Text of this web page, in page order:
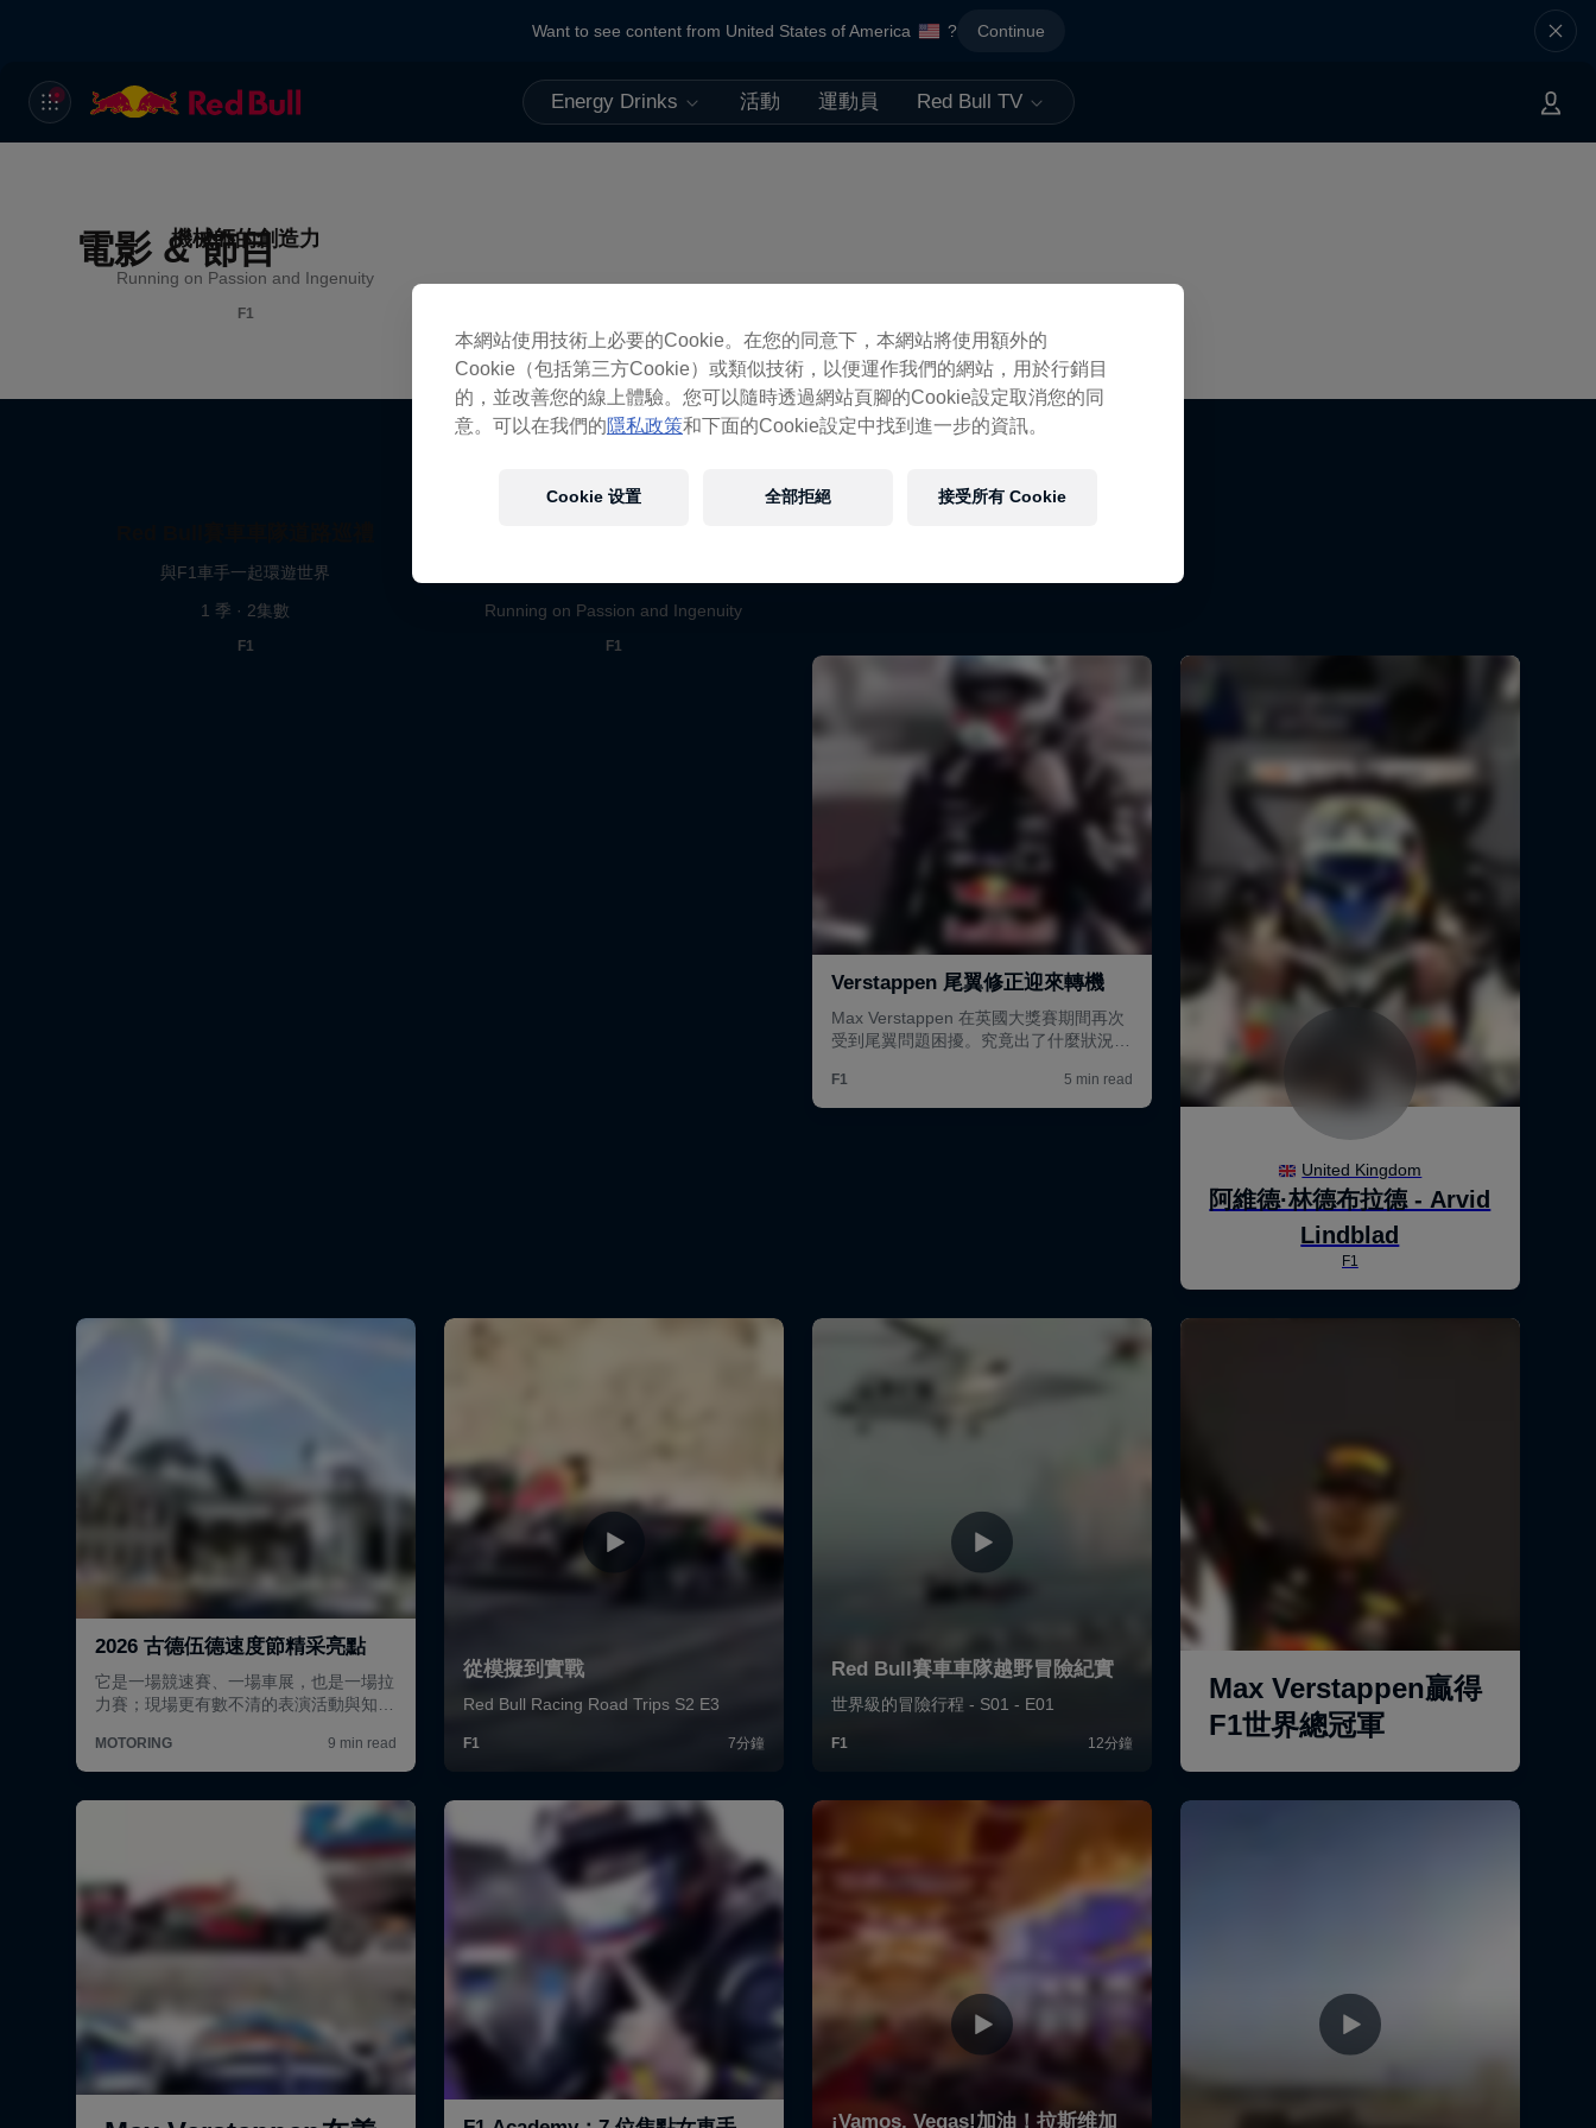
Want to see content from United States of America ? Continue
Energy Drinks 活動 運動員 Red Bull TV
電影 & 節目
機械師的創造力
Running on Passion and Ingenuity
F1
與F1車手一起環遊世界
1 季 · 2集數
F1
Running on Passion and Ingenuity
F1
本網站使用技術上必要的Cookie。在您的同意下，本網站將使用額外的
Cookie（包括第三方Cookie）或類似技術，以便運作我們的網站，用於行銷目
的，並改善您的線上體驗。您可以隨時透過網站頁腳的Cookie設定取消您的同
意。可以在我們的隱私政策和下面的Cookie設定中找到進一步的資訊。
Cookie 设置 全部拒絕 接受所有 Cookie